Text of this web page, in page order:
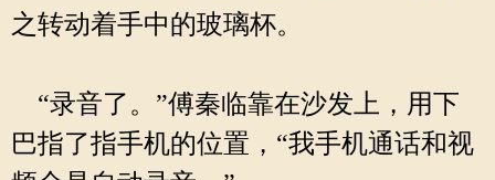
之转动着手中的玻璃杯。
“录音了。”傅秦临靠在沙发上，用下
巴指了指手机的位置，“我手机通话和视